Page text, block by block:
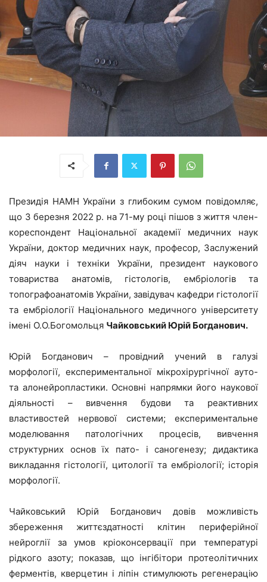
Президія НАМН України з глибоким сумом повідомляє,
що 3 березня 2022 р. на 71-му році пішов з життя член-
кореспондент Національної академії медичних наук
України, доктор медичних наук, професор, Заслужений
діяч науки і техніки України, президент наукового
товариства анатомів, гістологів, ембріологів та
топографоанатомів України, завідувач кафедри гістології
та ембріології Національного медичного університету
імені О.О.Богомольця Чайковський Юрій Богданович.
Юрій Богданович – провідний учений в галузі
морфології, експериментальної мікрохірургічної ауто-
та алонейропластики. Основні напрямки його наукової
діяльності – вивчення будови та реактивних
властивостей нервової системи; експериментальне
моделювання патологічних процесів, вивчення
структурних основ їх пато- і саногенезу; дидактика
викладання гістології, цитології та ембріології; історія
морфології.
Чайковський Юрій Богданович довів можливість
збереження життєздатності клітин периферійної
нейроглії за умов кріоконсервації при температурі
рідкого азоту; показав, що інгібітори протеолітичних
ферментів, кверцетин і ліпін стимулюють регенерацію